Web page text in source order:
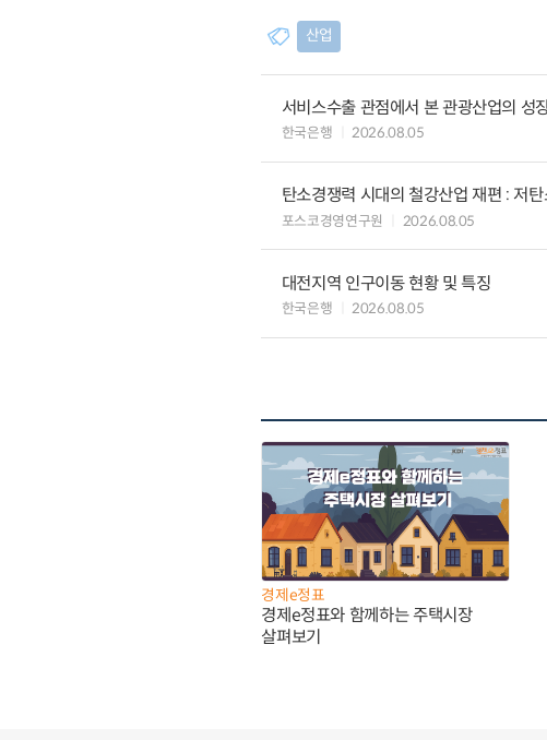
산업
서비스수출 관점에서 본 관광산업의 성
한국은행 2026.08.05
탄소경쟁력 시대의 철강산업 재편 : 저
포스코경영연구원 2026.08.05
대전지역 인구이동 현황 및 특징
한국은행 2026.08.05
경제e정표
경제e정표와 함께하는 주택시장
살펴보기